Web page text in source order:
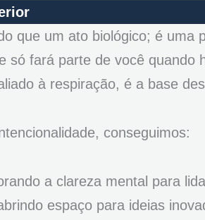
que um ato biológico; é uma
só fará parte de você quando
à respiração, é a base
conseguimos:
a clareza mental para
espaço para ideias